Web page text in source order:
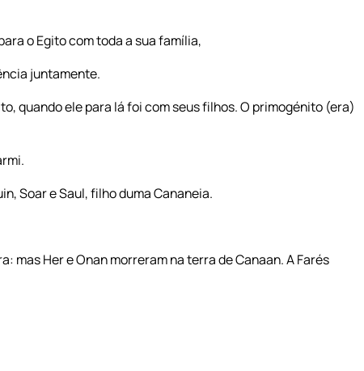
o Egito com toda a sua família,
juntamente.
quando ele para lá foi com seus filhos. O primogénito (era)
Soar e Saul, filho duma Cananeia.
mas Her e Onan morreram na terra de Canaan. A Farés